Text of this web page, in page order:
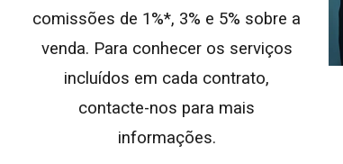
comissões de 1%*, 3% e 5% sobre a
venda. Para conhecer os serviços
incluídos em cada contrato,
contacte-nos para mais
informações.